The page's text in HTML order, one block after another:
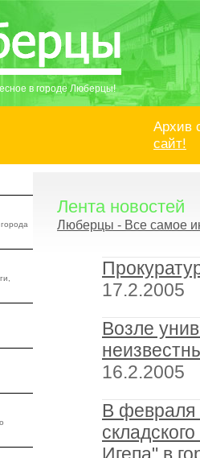
в городе Люберцы!
Архив
сайт!
Лента новостей
Люберцы - Все самое
17.2.2005
Возле
16.2.2005
В февраля